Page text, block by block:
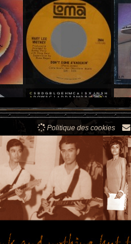
Politique des cookies